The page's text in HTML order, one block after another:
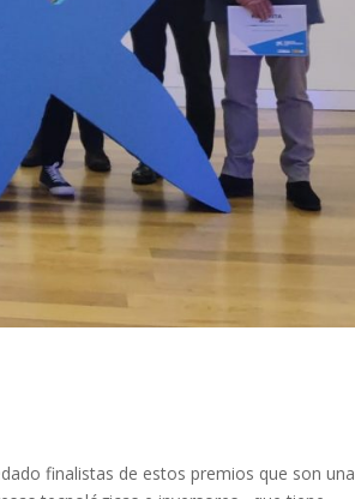
finalistas de estos premios que son una